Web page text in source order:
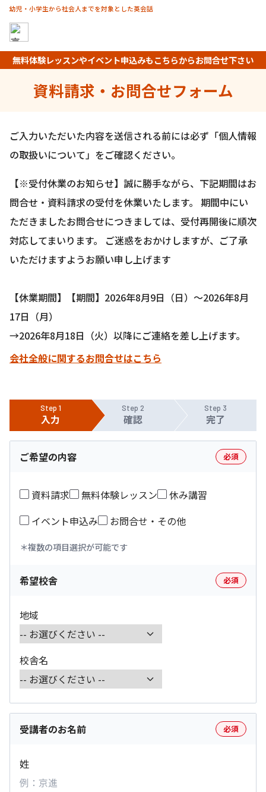
幼児・小学生から社会人までを対象とした英会話
資料請求・お問合せフォーム
無料体験レッスンやイベント申込みもこちらからお問合せ下さい
ご入力いただいた内容を送信される前には必ず「個人情報
の取扱いについて」をご確認ください。
【※受付休業のお知らせ】誠に勝手ながら、下記期間はお
問合せ・資料請求の受付を休業いたします。 期間中にい
ただきましたお問合せにつきましては、受付再開後に順次
対応してまいります。 ご迷惑をおかけしますが、ご了承
いただけますようお願い申し上げます
【休業期間】【期間】2026年8月9日（日）〜2026年8月
17日（月）
→2026年8月18日（火）以降にご連絡を差し上げます。
会社全般に関するお問合せはこちら
Step 1
入力
Step 2
確認
Step 3
完了
ご希望の内容 必須
資料請求 無料体験レッスン
休み講習
イベント申込み
お問合せ・その他
複数の項目選択が可能です
希望校舎 必須
地域
校舎名
受講者のお名前 必須
姓